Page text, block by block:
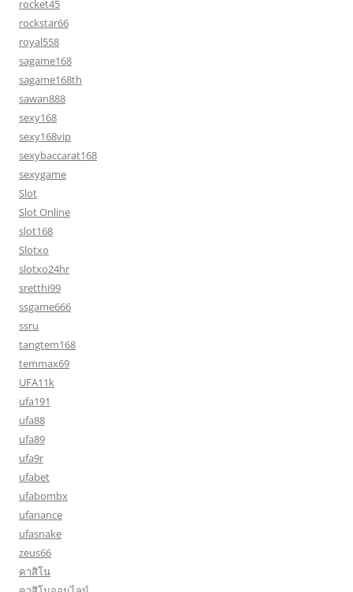
rocket45
rockstar66
royal558
sagame168
sagame168th
sawan888
sexy168
sexy168vip
sexybaccarat168
sexygame
Slot
Slot Online
slot168
Slotxo
slotxo24hr
sretthi99
ssgame666
ssru
tangtem168
temmax69
UFA11k
ufa191
ufa88
ufa89
ufa9r
ufabet
ufabombx
ufanance
ufasnake
zeus66
คาสิโน